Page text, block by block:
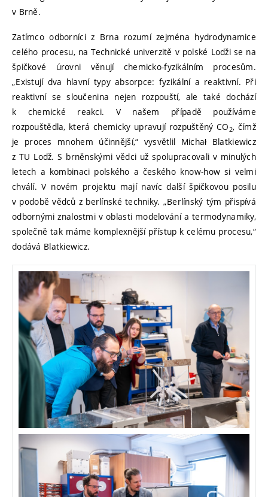
v Brně.
Zatímco odborníci z Brna rozumí zejména hydrodynamice
celého procesu, na Technické univerzitě v polské Lodži se na
špičkové úrovni věnují chemicko-fyzikálním procesům.
„Existují dva hlavní typy absorpce: fyzikální a reaktivní. Při
reaktivní se sloučenina nejen rozpouští, ale také dochází
k chemické reakci. V našem případě používáme
rozpouštědla, která chemicky upravují rozpuštěný CO 2, čímž
je proces mnohem účinnější,“ vysvětlil Michał Blatkiewicz
z TU Lodž. S brněnskými vědci už spolupracovali v minulých
letech a kombinaci polského a českého know-how si velmi
chválí. V novém projektu mají navíc další špičkovou posilu
v podobě vědců z berlínské techniky. „Berlínský tým přispívá
odbornými znalostmi v oblasti modelování a termodynamiky,
společně tak máme komplexnější přístup k celému procesu,“
dodává Blatkiewicz.